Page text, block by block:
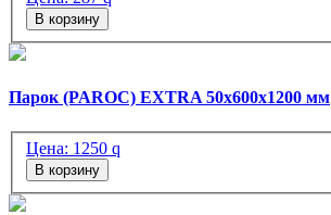
В корзину
Парок (PAROC) EXTRA 50х600х1200 мм
Цена: 1250 q
В корзину